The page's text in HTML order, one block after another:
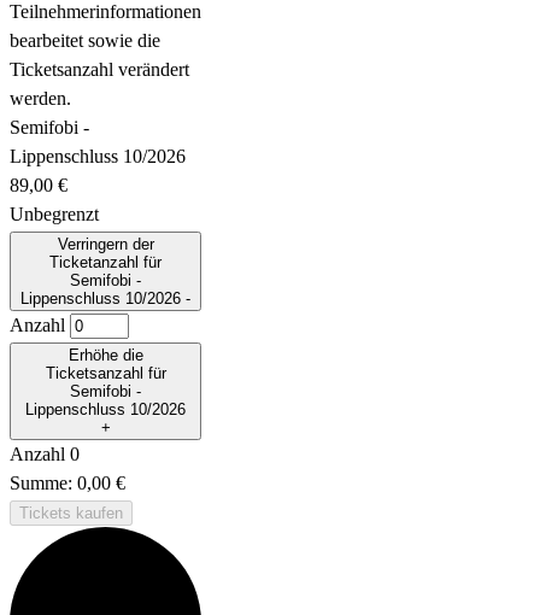
Teilnehmerinformationen
bearbeitet sowie die
Ticketsanzahl verändert
werden.
Semifobi -
Lippenschluss 10/2026
89,00 €
Unbegrenzt
Verringern der
Ticketanzahl für
Semifobi -
Lippenschluss 10/2026 -
Anzahl
Erhöhe die
Ticketsanzahl für
Semifobi -
Lippenschluss 10/2026
+
Anzahl 0
Summe: 0,00 €
Tickets kaufen